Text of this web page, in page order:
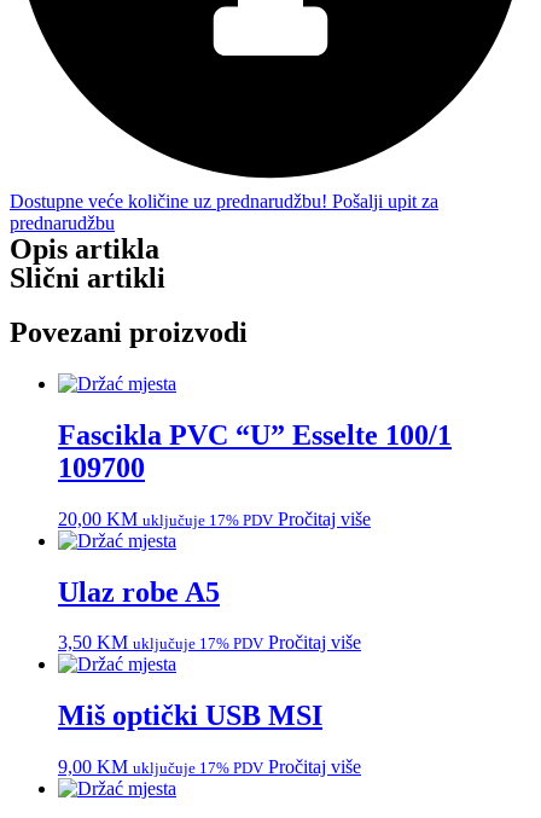
Dostupne veće količine uz prednarudžbu! Pošalji upit za
prednarudžbu
Opis artikla
Slični artikli
Povezani proizvodi
Fascikla PVC “U” Esselte 100/1
109700
20,00 KM uključuje 17% PDV Pročitaj više
Ulaz robe A5
3,50 KM uključuje 17% PDV Pročitaj više
Miš optički USB MSI
9,00 KM uključuje 17% PDV Pročitaj više